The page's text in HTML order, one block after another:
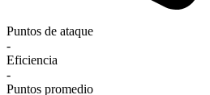
Puntos de ataque
-
Eficiencia
-
Puntos promedio